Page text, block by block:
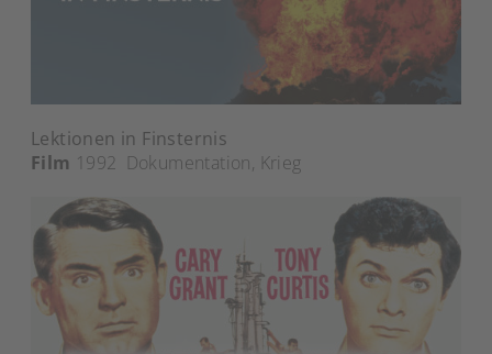
Lektionen in Finsternis
Film 1992 Dokumentation, Krieg